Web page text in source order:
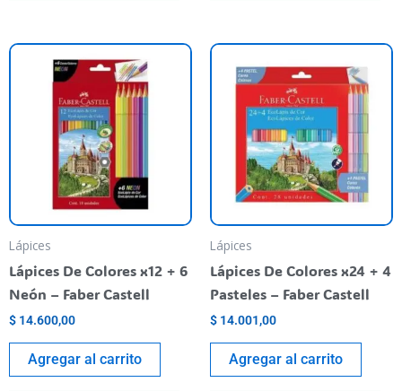
Lápices
Lápices De Colores x12 + 6
Neón – Faber Castell
$ 14.600,00
Agregar al carrito
Lápices
Lápices De Colores x24 + 4
Pasteles – Faber Castell
$ 14.001,00
Agregar al carrito